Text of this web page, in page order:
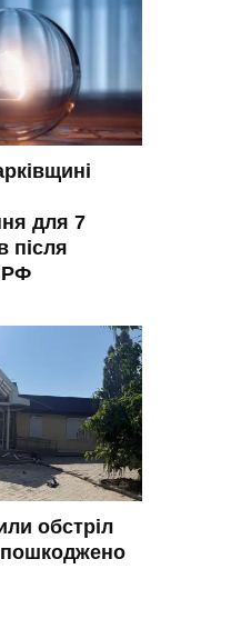
для 7
після
РФ
обстріл
пошкоджено